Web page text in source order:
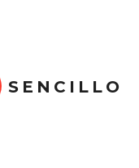
SENCILLO